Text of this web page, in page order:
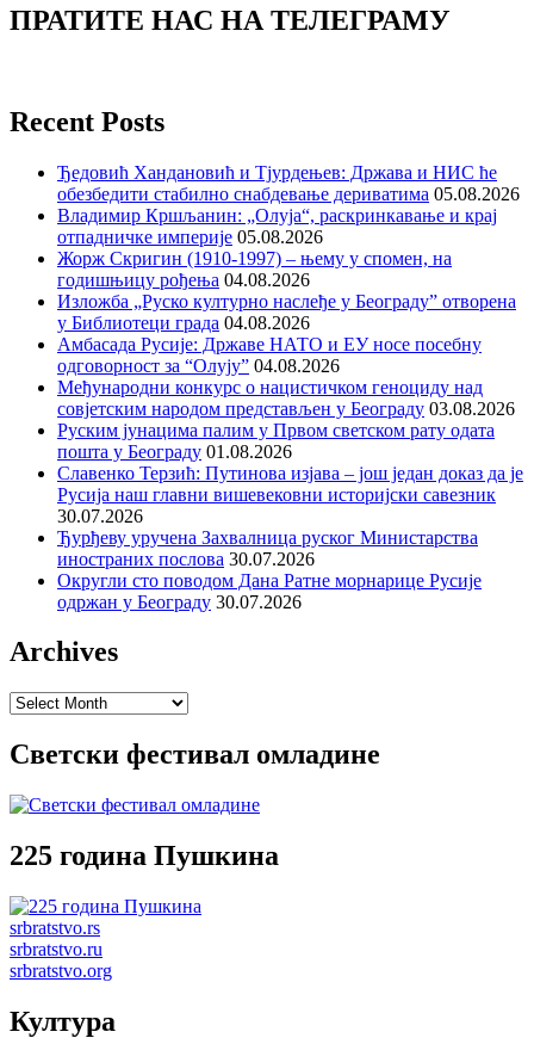
ПРАТИТЕ НАС НА ТЕЛЕГРАМУ
Recent Posts
Ђедовић Хандановић и Тјурдењев: Држава и НИС ће
обезбедити стабилно снабдевање дериватима 05.08.2026
Владимир Кршљанин: „Олуја“, раскринкавање и крај
отпадничке империје 05.08.2026
Жорж Скригин (1910-1997) – њему у спомен, на
годишњицу рођења 04.08.2026
Изложба „Руско културно наслеђе у Београду” отворена
у Библиотеци града 04.08.2026
Амбасада Русије: Државе НАТО и ЕУ носе посебну
одговорност за “Олују” 04.08.2026
Међународни конкурс о нацистичком геноциду над
совјетским народом представљен у Београду 03.08.2026
Руским јунацима палим у Првом светском рату одата
пошта у Београду 01.08.2026
Славенко Терзић: Путинова изјава – још један доказ да је
Русија наш главни вишевековни историјски савезник
30.07.2026
Ђурђеву уручена Захвалница руског Министарства
иностраних послова 30.07.2026
Округли сто поводом Дана Ратне морнарице Русије
одржан у Београду 30.07.2026
Archives
Archives
Светски фестивал омладине
225 година Пушкина
srbratstvo.rs
srbratstvo.ru
srbratstvo.org
Култура